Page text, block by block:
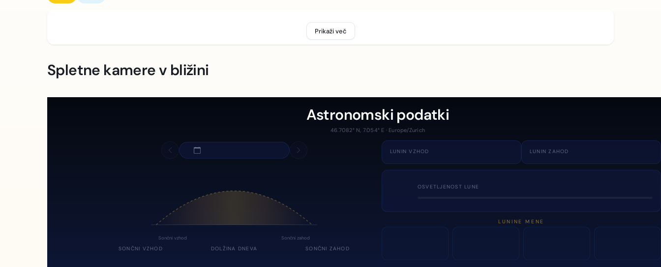
Prikaži več
Spletne kamere v bližini
Astronomski podatki
46.7082° N, 7.054° E · Europe/Zurich
Sončni vzhod Sončni zahod
SONČNI VZHOD DOLŽINA DNEVA SONČNI ZAHOD
LUNIN VZHOD LUNIN ZAHOD
OSVETLJENOST LUNE
LUNINE MENE